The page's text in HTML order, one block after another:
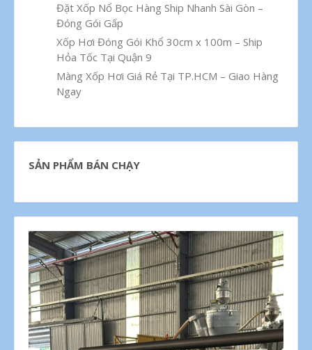
Đặt Xốp Nổ Bọc Hàng Ship Nhanh Sài Gòn –
Đóng Gói Gấp
Xốp Hơi Đóng Gói Khổ 30cm x 100m – Ship
Hỏa Tốc Tại Quận 9
Màng Xốp Hơi Giá Rẻ Tại TP.HCM – Giao Hàng
Ngay
SẢN PHẨM BÁN CHẠY